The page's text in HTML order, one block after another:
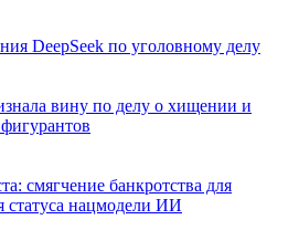
DeepSeek по уголовному делу
вину по делу о хищении и
смягчение банкротства для
статуса нацмодели ИИ